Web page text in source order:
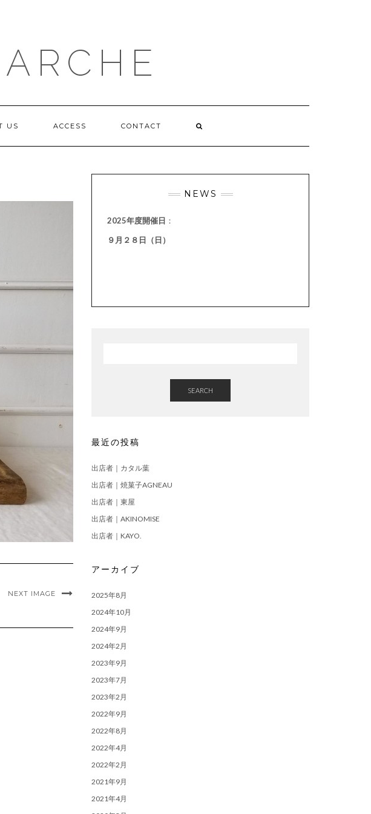
US ACCESS CONTACT
NEXT IMAGE
NEWS
2025年度開催日 ：
９月２８日（日）
SEARCH
最近の投稿
出店者｜カタル葉
出店者｜焼菓子AGNEAU
出店者｜東屋
出店者｜AKINOMISE
出店者｜KAYO.
アーカイブ
2025年8月
2024年10月
2024年9月
2024年2月
2023年9月
2023年7月
2023年2月
2022年9月
2022年8月
2022年4月
2022年2月
2021年9月
2021年4月